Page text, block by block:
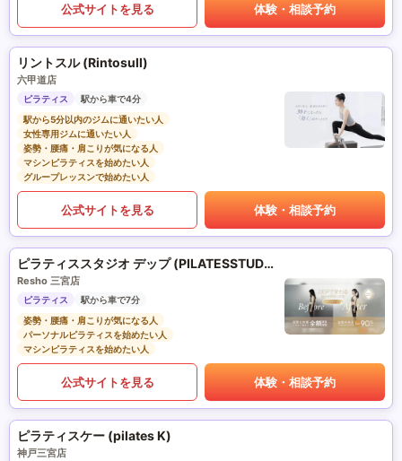
公式サイトを見る 体験・相談予約
リントスル (Rintosull)
六甲道店
ピラティス
駅から車で4分
駅から5分以内のジムに通いたい人
女性専用ジムに通いたい人
姿勢・腰痛・肩こりが気になる人
マシンピラティスを始めたい人
グループレッスンで始めたい人
公式サイトを見る 体験・相談予約
ピラティススタジオ デップ (PILATESSTUDIO DEP)
Resho 三宮店
ピラティス
駅から車で7分
姿勢・腰痛・肩こりが気になる人
パーソナルピラティスを始めたい人
マシンピラティスを始めたい人
公式サイトを見る 体験・相談予約
ピラティスケー (pilates K)
神戸三宮店